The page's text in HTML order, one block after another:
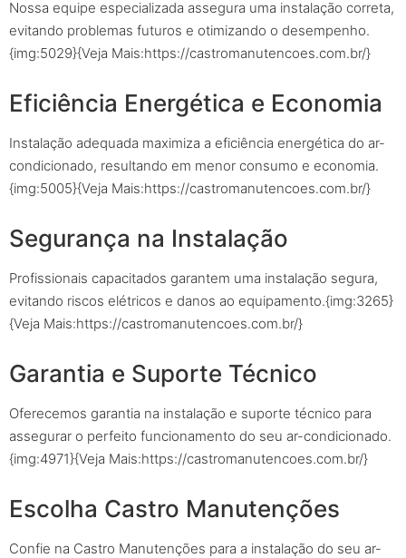
Nossa equipe especializada assegura uma instalação correta,
evitando problemas futuros e otimizando o desempenho.
{img:5029}{Veja Mais:https://castromanutencoes.com.br/}
Eficiência Energética e Economia
Instalação adequada maximiza a eficiência energética do ar-
condicionado, resultando em menor consumo e economia.
{img:5005}{Veja Mais:https://castromanutencoes.com.br/}
Segurança na Instalação
Profissionais capacitados garantem uma instalação segura,
evitando riscos elétricos e danos ao equipamento.{img:3265}
{Veja Mais:https://castromanutencoes.com.br/}
Garantia e Suporte Técnico
Oferecemos garantia na instalação e suporte técnico para
assegurar o perfeito funcionamento do seu ar-condicionado.
{img:4971}{Veja Mais:https://castromanutencoes.com.br/}
Escolha Castro Manutenções
Confie na Castro Manutenções para a instalação do seu ar-